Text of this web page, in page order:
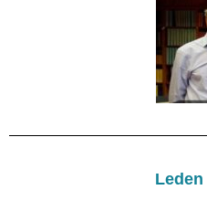
Leden